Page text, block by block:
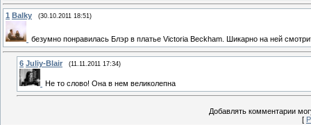
1 Balky (30.10.2011 18:51)
безумно понравилась Блэр в платье Victoria Beckham. Шикарно на ней
6 Juliy-Blair (11.11.2011 17:34)
Не то слово! Она в нем великолепна
Добавлять комментарии
[